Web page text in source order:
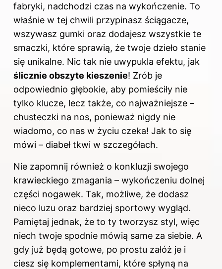
fabryki, nadchodzi czas na wykończenie. To
właśnie w tej chwili przypinasz ściągacze,
wszywasz gumki oraz dodajesz wszystkie te
smaczki, które sprawią, że twoje dzieło stanie
się unikalne. Nic tak nie uwypukla efektu, jak
ślicznie obszyte kieszenie! Zrób je
odpowiednio głębokie, aby pomieściły nie
tylko klucze, lecz także, co najważniejsze –
chusteczki na nos, ponieważ nigdy nie
wiadomo, co nas w życiu czeka! Jak to się
mówi – diabeł tkwi w szczegółach.
Nie zapomnij również o konkluzji swojego
krawieckiego zmagania – wykończeniu dolnej
części nogawek. Tak, możliwe, że dodasz
nieco luzu oraz bardziej sportowy wygląd.
Pamiętaj jednak, że to ty tworzysz styl, więc
niech twoje spodnie mówią same za siebie. A
gdy już będą gotowe, po prostu załóż je i
ciesz się komplementami, które spłyną na